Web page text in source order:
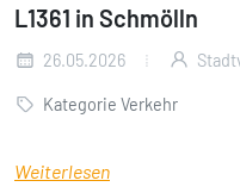
L1361 in Schmölln
26.05.2026
Kategorie Verkehr
Weiterlesen